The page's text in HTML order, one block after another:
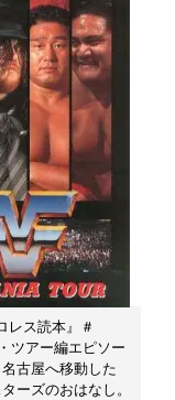
レス読本』＃
ツアー編エピソー
古屋へ移動した
ーズのおはなし。